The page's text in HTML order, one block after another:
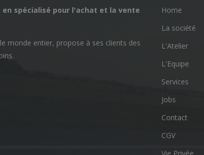
spécialisé pour l'achat et la vente
monde entier, propose à ses clients des
Home
La société
L'Atelier
L'Equipe
Services
Jobs
Contact
CGV